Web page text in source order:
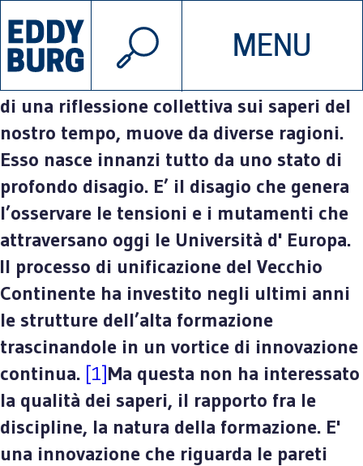
MENU
INIZIATIVE CHI SIAMO
SOSTIENICI CONTATTACI
© 2026 EDDYBURG
Le scienze della riparazione.
L’esigenza di questo Convegno, il bisogno
di una riflessione collettiva sui saperi del
nostro tempo, muove da diverse ragioni.
Esso nasce innanzi tutto da uno stato di
profondo disagio. E’ il disagio che genera
l’osservare le tensioni e i mutamenti che
attraversano oggi le Università d' Europa.
Il processo di unificazione del Vecchio
Continente ha investito negli ultimi anni
le strutture dell’alta formazione
trascinandole in un vortice di innovazione
continua. [1]Ma questa non ha interessato
la qualità dei saperi, il rapporto fra le
discipline, la natura della formazione. E'
una innovazione che riguarda le pareti